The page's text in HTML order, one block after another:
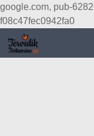
google.com, pub-
f08c47fec0942fa0
Skip to content